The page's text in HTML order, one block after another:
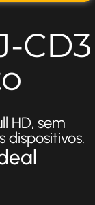
CD3
HD, sem
dispositivos.